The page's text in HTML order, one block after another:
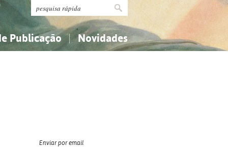
Publicação Novidades
Enviar por email